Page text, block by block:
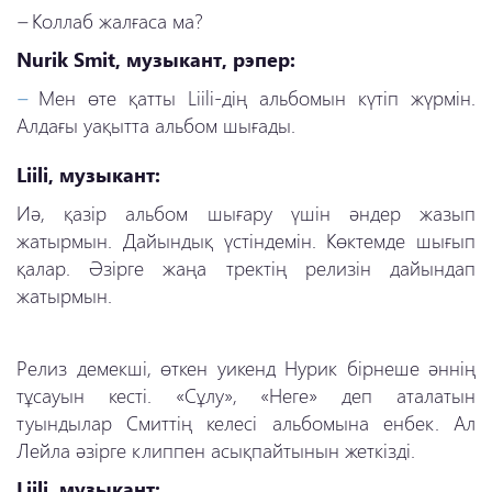
–Коллаб жалғаса ма?
Nurik Smit, музыкант, рэпер:
– Мен өте қатты Liili-дің альбомын күтіп жүрмін.
Алдағы уақытта альбом шығады.
Liili, музыкант:
Иә, қазір альбом шығару үшін әндер жазып
жатырмын. Дайындық үстіндемін. Көктемде шығып
қалар. Әзірге жаңа тректің релизін дайындап
жатырмын.
Релиз демекші, өткен уикенд Нурик бірнеше әннің
тұсауын кесті. «Сұлу», «Неге» деп аталатын
туындылар Смиттің келесі альбомына енбек. Ал
Лейла әзірге клиппен асықпайтынын жеткізді.